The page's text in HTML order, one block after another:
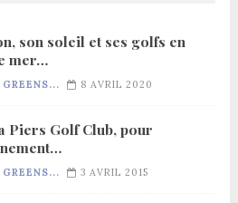
son soleil et ses golfs en
mer…
8 AVRIL 2020
Piers Golf Club, pour
3 AVRIL 2015